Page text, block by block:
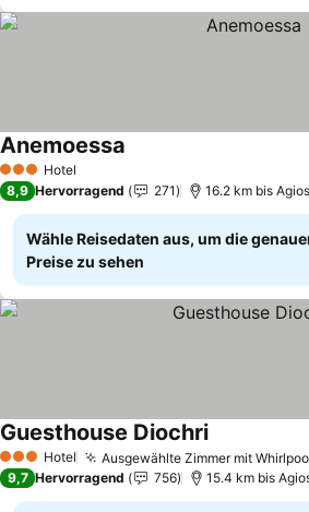
3 SterneHotel
Anemoessa
8,9 Hervorragend 271 16.2 km bis
Wähle Reisedaten aus, um die
Preise zu sehen
3 SterneHotel Ausgewählte Zimmer mit
Guesthouse DiochriPreise sehen
9,7 Hervorragend 756 15.4 km bis